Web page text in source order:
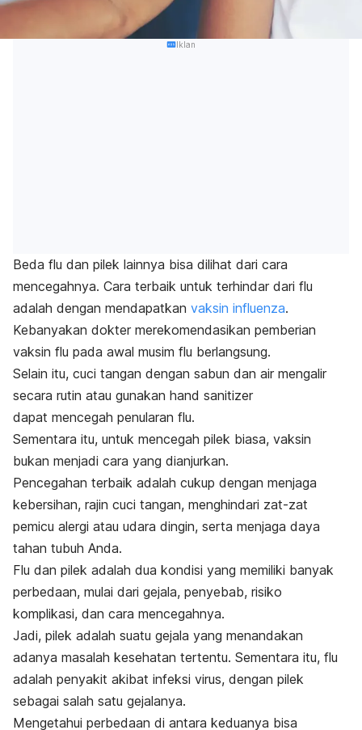
Iklan
Beda flu dan pilek lainnya bisa dilihat dari cara
mencegahnya. Cara terbaik untuk terhindar dari flu
adalah dengan mendapatkan vaksin influenza.
Kebanyakan dokter merekomendasikan pemberian
vaksin flu pada awal musim flu berlangsung.
Selain itu, cuci tangan dengan sabun dan air mengalir
secara rutin atau gunakan hand sanitizer
dapat mencegah penularan flu.
Sementara itu, untuk mencegah pilek biasa, vaksin
bukan menjadi cara yang dianjurkan.
Pencegahan terbaik adalah cukup dengan menjaga
kebersihan, rajin cuci tangan, menghindari zat-zat
pemicu alergi atau udara dingin, serta menjaga daya
tahan tubuh Anda.
Flu dan pilek adalah dua kondisi yang memiliki banyak
perbedaan, mulai dari gejala, penyebab, risiko
komplikasi, dan cara mencegahnya.
Jadi, pilek adalah suatu gejala yang menandakan
adanya masalah kesehatan tertentu. Sementara itu, flu
adalah penyakit akibat infeksi virus, dengan pilek
sebagai salah satu gejalanya.
Mengetahui perbedaan di antara keduanya bisa